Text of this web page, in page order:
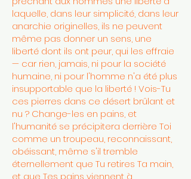
laquelle, dans leur simplicité, dans leur
anarchie originelles, ils ne peuvent
même pas donner un sens, une
liberté dont ils ont peur, qui les effraie
— car rien, jamais, ni pour la société
humaine, ni pour l'homme n'a été plus
insupportable que la liberté ! Vois-Tu
ces pierres dans ce désert brûlant et
nu ? Change-les en pains, et
l'humanité se précipitera derrière Toi
comme un troupeau, reconnaissant,
obéissant, même s'il tremble
éternellement que Tu retires Ta main,
et que Tes pains viennent à